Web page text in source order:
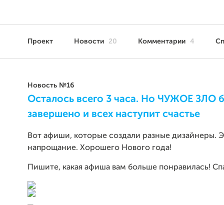
Проект Новости 20 Комментарии 4
Новость №16
Осталось всего 3 часа. Но ЧУЖОЕ ЗЛО
завершено и всех наступит счастье
Вот афиши, которые создали разные дизайнеры.
напрощание. Хорошего Нового года!
Пишите, какая афиша вам больше понравилась!